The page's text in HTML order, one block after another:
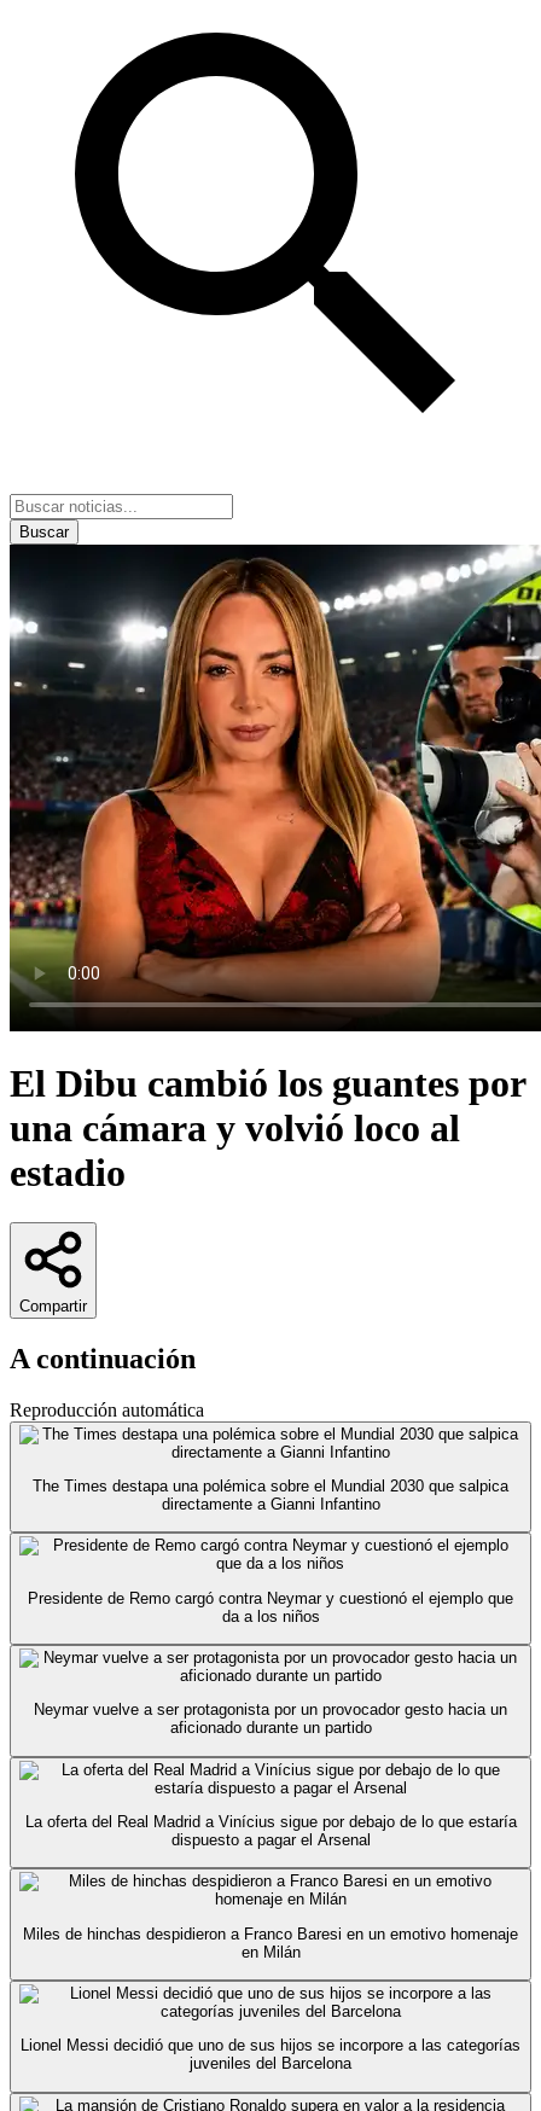
Buscar
El Dibu cambió los guantes por
una cámara y volvió loco al
estadio
Compartir
A continuación
Reproducción automática
The Times destapa una polémica sobre el Mundial 2030 que salpica
directamente a Gianni Infantino
Presidente de Remo cargó contra Neymar y cuestionó el ejemplo que
da a los niños
Neymar vuelve a ser protagonista por un provocador gesto hacia un
aficionado durante un partido
La oferta del Real Madrid a Vinícius sigue por debajo de lo que estaría
dispuesto a pagar el Arsenal
Miles de hinchas despidieron a Franco Baresi en un emotivo homenaje
en Milán
Lionel Messi decidió que uno de sus hijos se incorpore a las categorías
juveniles del Barcelona